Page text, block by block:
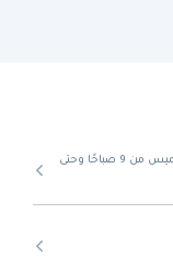
من الأحد إلى الخميس من 9 صباحًا وحتى